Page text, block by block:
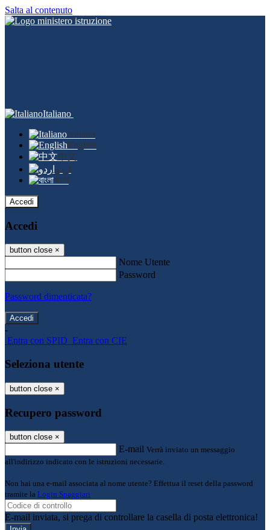
Salta al contenuto
Italiano
Italiano
English
中文
اردو
বাংলা
Accedi
Accedi
button close ×
Nome Utente
Password
Password dimenticata?
-
Entra con SPID Entra con CIE
Seleziona utente
button close ×
Recupero password
button close ×
E-mail Verrà inviato un messaggio
all'indirizzo indicato con le istruzioni necessarie.
Non hai una e-mail associata al nome utente? Effettua il reset della password
tramite la Login Spaggiari
E-mail inviata, si prega di controllare la casella di posta elettronica!